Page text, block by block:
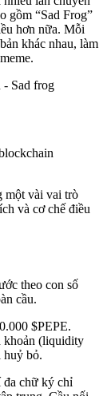
gồm “Sad Frog”
hơn nữa. Mỗi
khác nhau, làm
- Sad frog
một vài vai trò
và cơ chế điều
theo con số
cầu.
$PEPE.
khoản (liquidity
huỷ bỏ.
đa chữ ký chỉ